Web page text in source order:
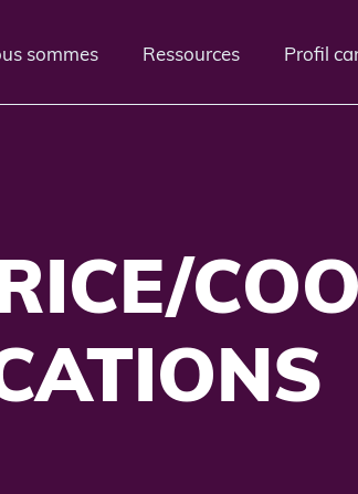
sommes Ressources Profil